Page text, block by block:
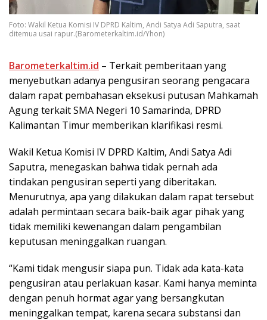
Foto: Wakil Ketua Komisi IV DPRD Kaltim, Andi Satya Adi Saputra, saat
ditemua usai rapur.(Barometerkaltim.id/Yhon)
Barometerkaltim.id – Terkait pemberitaan yang
menyebutkan adanya pengusiran seorang pengacara
dalam rapat pembahasan eksekusi putusan Mahkamah
Agung terkait SMA Negeri 10 Samarinda, DPRD
Kalimantan Timur memberikan klarifikasi resmi.
Wakil Ketua Komisi IV DPRD Kaltim, Andi Satya Adi
Saputra, menegaskan bahwa tidak pernah ada
tindakan pengusiran seperti yang diberitakan.
Menurutnya, apa yang dilakukan dalam rapat tersebut
adalah permintaan secara baik-baik agar pihak yang
tidak memiliki kewenangan dalam pengambilan
keputusan meninggalkan ruangan.
“Kami tidak mengusir siapa pun. Tidak ada kata-kata
pengusiran atau perlakuan kasar. Kami hanya meminta
dengan penuh hormat agar yang bersangkutan
meninggalkan tempat, karena secara substansi dan